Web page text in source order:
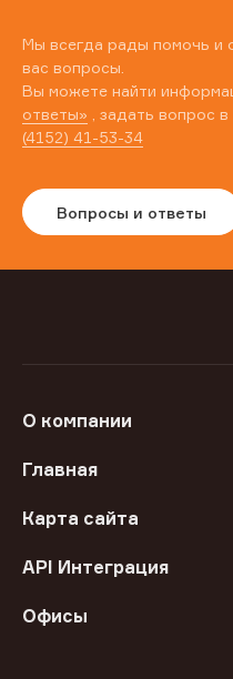
Мы всегда рады помочь и
вас вопросы.
Вы можете найти
ответы» , задать вопрос
(4152) 41-53-34
Вопросы и ответы
О компании
Главная
Карта сайта
API Интеграция
Офисы